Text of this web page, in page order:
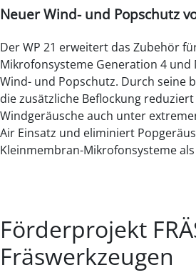
Neuer Wind- und Popschutz
Der WP 21 erweitert das Zubehör
Mikrofonsysteme Generation 4 und
Wind- und Popschutz. Durch seine
die zusätzliche Beflockung
Windgeräusche auch unter
Air Einsatz und eliminiert
Kleinmembran-Mikrofonsysteme
Förderprojekt
Fräswerkzeugen